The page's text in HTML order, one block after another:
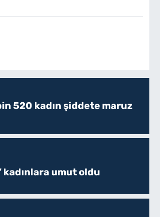
520 kadın şiddete maruz
kadınlara umut oldu